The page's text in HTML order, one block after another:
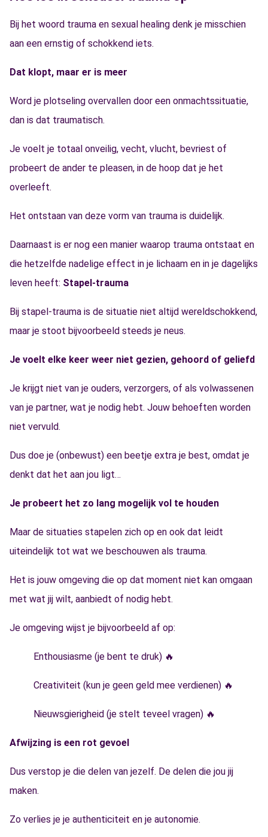
Bij het woord trauma en sexual healing denk je misschien
aan een ernstig of schokkend iets.
Dat klopt, maar er is meer
Word je plotseling overvallen door een onmachtssituatie,
dan is dat traumatisch.
Je voelt je totaal onveilig, vecht, vlucht, bevriest of
probeert de ander te pleasen, in de hoop dat je het
overleeft.
Het ontstaan van deze vorm van trauma is duidelijk.
Daarnaast is er nog een manier waarop trauma ontstaat en
die hetzelfde nadelige effect in je lichaam en in je dagelijks
leven heeft: Stapel-trauma
Bij stapel-trauma is de situatie niet altijd wereldschokkend,
maar je stoot bijvoorbeeld steeds je neus.
Je voelt elke keer weer niet gezien, gehoord of geliefd
Je krijgt niet van je ouders, verzorgers, of als volwassenen
van je partner, wat je nodig hebt. Jouw behoeften worden
niet vervuld.
Dus doe je (onbewust) een beetje extra je best, omdat je
denkt dat het aan jou ligt…
Je probeert het zo lang mogelijk vol te houden
Maar de situaties stapelen zich op en ook dat leidt
uiteindelijk tot wat we beschouwen als trauma.
Het is jouw omgeving die op dat moment niet kan omgaan
met wat jij wilt, aanbiedt of nodig hebt.
Je omgeving wijst je bijvoorbeeld af op:
Enthousiasme (je bent te druk) 🔥
Creativiteit (kun je geen geld mee verdienen) 🔥
Nieuwsgierigheid (je stelt teveel vragen) 🔥
Afwijzing is een rot gevoel
Dus verstop je die delen van jezelf. De delen die jou jij
maken.
Zo verlies je je authenticiteit en je autonomie.